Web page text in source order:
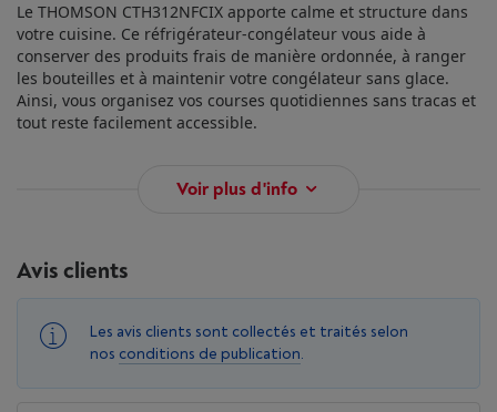
Le THOMSON CTH312NFCIX apporte calme et structure dans
votre cuisine. Ce réfrigérateur-congélateur vous aide à
conserver des produits frais de manière ordonnée, à ranger
les bouteilles et à maintenir votre congélateur sans glace.
Ainsi, vous organisez vos courses quotidiennes sans tracas et
tout reste facilement accessible.
Voir plus d'info
Avis clients
Les avis clients sont collectés et traités selon
nos conditions de publication.